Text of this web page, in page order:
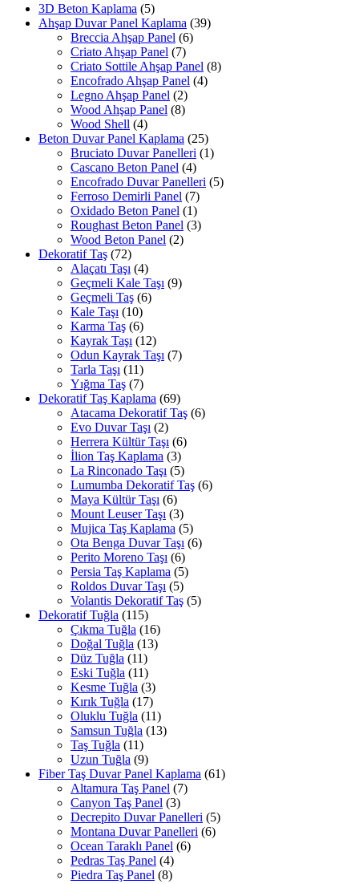
3D Beton Kaplama (5)
Ahşap Duvar Panel Kaplama (39)
Breccia Ahşap Panel (6)
Criato Ahşap Panel (7)
Criato Sottile Ahşap Panel (8)
Encofrado Ahşap Panel (4)
Legno Ahşap Panel (2)
Wood Ahşap Panel (8)
Wood Shell (4)
Beton Duvar Panel Kaplama (25)
Bruciato Duvar Panelleri (1)
Cascano Beton Panel (4)
Encofrado Duvar Panelleri (5)
Ferroso Demirli Panel (7)
Oxidado Beton Panel (1)
Roughast Beton Panel (3)
Wood Beton Panel (2)
Dekoratif Taş (72)
Alaçatı Taşı (4)
Geçmeli Kale Taşı (9)
Geçmeli Taş (6)
Kale Taşı (10)
Karma Taş (6)
Kayrak Taşı (12)
Odun Kayrak Taşı (7)
Tarla Taşı (11)
Yığma Taş (7)
Dekoratif Taş Kaplama (69)
Atacama Dekoratif Taş (6)
Evo Duvar Taşı (2)
Herrera Kültür Taşı (6)
İlion Taş Kaplama (3)
La Rinconado Taşı (5)
Lumumba Dekoratif Taş (6)
Maya Kültür Taşı (6)
Mount Leuser Taşı (3)
Mujica Taş Kaplama (5)
Ota Benga Duvar Taşı (6)
Perito Moreno Taşı (6)
Persia Taş Kaplama (5)
Roldos Duvar Taşı (5)
Volantis Dekoratif Taş (5)
Dekoratif Tuğla (115)
Çıkma Tuğla (16)
Doğal Tuğla (13)
Düz Tuğla (11)
Eski Tuğla (11)
Kesme Tuğla (3)
Kırık Tuğla (17)
Oluklu Tuğla (11)
Samsun Tuğla (13)
Taş Tuğla (11)
Uzun Tuğla (9)
Fiber Taş Duvar Panel Kaplama (61)
Altamura Taş Panel (7)
Canyon Taş Panel (3)
Decrepito Duvar Panelleri (5)
Montana Duvar Panelleri (6)
Ocean Taraklı Panel (6)
Pedras Taş Panel (4)
Piedra Taş Panel (8)